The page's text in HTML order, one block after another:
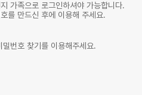
가족으로 로그인하셔야 가능합니다.
를 만드신 후에 이용해 주세요.
번호 찾기를 이용해주세요.